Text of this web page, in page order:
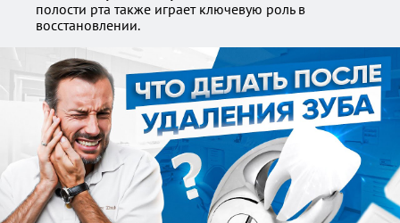
полости рта также играет ключевую роль в
восстановлении.